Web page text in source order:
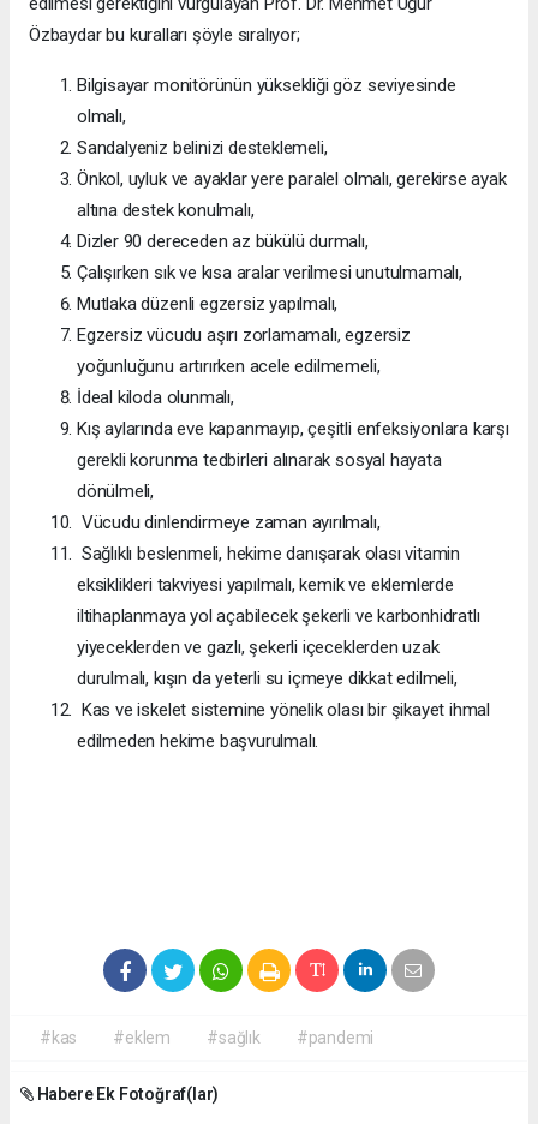
Özbaydar bu kuralları şöyle sıralıyor;
Bilgisayar monitörünün yüksekliği göz seviyesinde
olmalı,
Sandalyeniz belinizi desteklemeli,
Önkol, uyluk ve ayaklar yere paralel olmalı, gerekirse ayak
altına destek konulmalı,
Dizler 90 dereceden az bükülü durmalı,
Çalışırken sık ve kısa aralar verilmesi unutulmamalı,
Mutlaka düzenli egzersiz yapılmalı,
Egzersiz vücudu aşırı zorlamamalı, egzersiz
yoğunluğunu artırırken acele edilmemeli,
İdeal kiloda olunmalı,
Kış aylarında eve kapanmayıp, çeşitli enfeksiyonlara karşı
gerekli korunma tedbirleri alınarak sosyal hayata
dönülmeli,
Vücudu dinlendirmeye zaman ayırılmalı,
Sağlıklı beslenmeli, hekime danışarak olası vitamin
eksiklikleri takviyesi yapılmalı, kemik ve eklemlerde
iltihaplanmaya yol açabilecek şekerli ve karbonhidratlı
yiyeceklerden ve gazlı, şekerli içeceklerden uzak
durulmalı, kışın da yeterli su içmeye dikkat edilmeli,
Kas ve iskelet sistemine yönelik olası bir şikayet ihmal
edilmeden hekime başvurulmalı.
#kas #eklem #sağlık #pandemi
Habere Ek Fotoğraf(lar)